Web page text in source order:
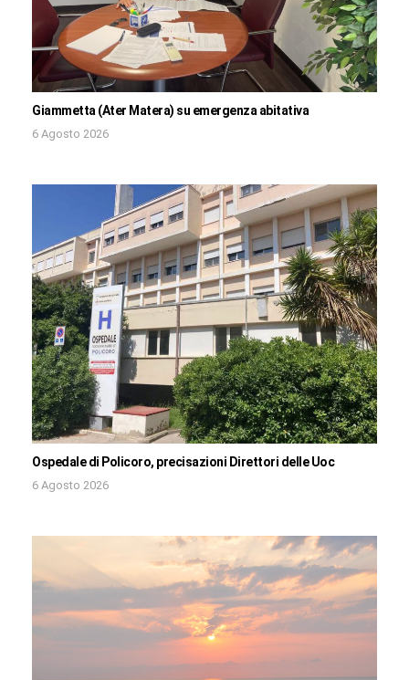
Giammetta (Ater Matera) su emergenza abitativa
6 Agosto 2026
Ospedale di Policoro, precisazioni Direttori delle Uoc
6 Agosto 2026